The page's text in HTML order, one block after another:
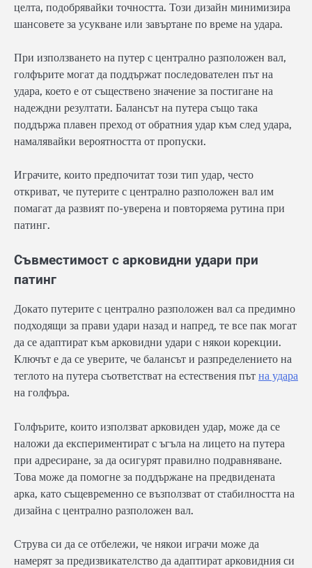
целта, подобрявайки точността. Този дизайн минимизира
шансовете за усукване или завъртане по време на удара.
При използването на путер с централно разположен вал,
голфърите могат да поддържат последователен път на
удара, което е от съществено значение за постигане на
надеждни резултати. Балансът на путера също така
поддържа плавен преход от обратния удар към след удара,
намалявайки вероятността от пропуски.
Играчите, които предпочитат този тип удар, често
откриват, че путерите с централно разположен вал им
помагат да развият по-уверена и повторяема рутина при
патинг.
Съвместимост с арковидни удари при
патинг
Докато путерите с централно разположен вал са предимно
подходящи за прави удари назад и напред, те все пак могат
да се адаптират към арковидни удари с някои корекции.
Ключът е да се уверите, че балансът и разпределението на
теглото на путера съответстват на естествения път на удара
на голфъра.
Голфърите, които използват арковиден удар, може да се
наложи да експериментират с ъгъла на лицето на путера
при адресиране, за да осигурят правилно подравняване.
Това може да помогне за поддържане на предвидената
арка, като същевременно се възползват от стабилността на
дизайна с централно разположен вал.
Струва си да се отбележи, че някои играчи може да
намерят за предизвикателство да адаптират арковидния си